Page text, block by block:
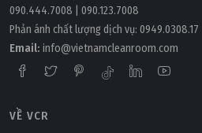
Thứ ba, 01/11/2022 | 17:11
090.444.7008
090.123.7008
Phản ánh chất lượng dịch vụ: 0949.0308.17
Email: info@vietnamcleanroom.com
VỀ VCR